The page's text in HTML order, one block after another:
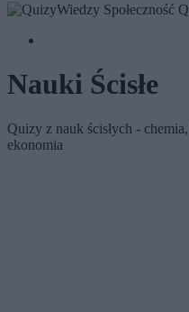
Społeczność
Nauki Ścisłe
Quizy z nauk ścisłych -
ekonomia